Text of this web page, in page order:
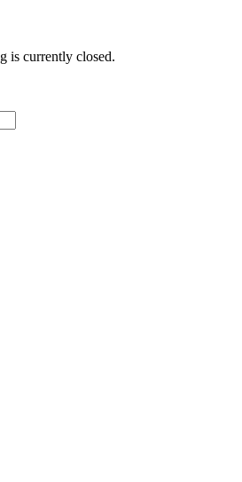
is currently closed.